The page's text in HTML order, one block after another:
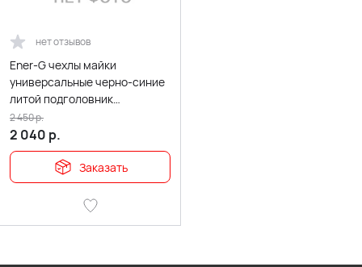
нет отзывов
Ener-G чехлы майки
универсальные черно-синие
литой подголовник
полиэстер комплект 7
предметов
2 040 р.
2 450р.
Заказать